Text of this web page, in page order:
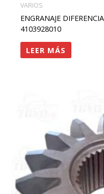
VARIOS
ENGRANAJE
4103928010
LEER MÁS